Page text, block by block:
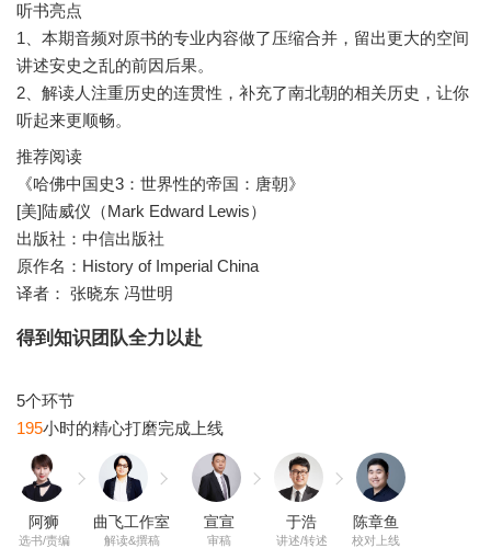
听书亮点
1、本期音频对原书的专业内容做了压缩合并，留出更大的空间
讲述安史之乱的前因后果。
2、解读人注重历史的连贯性，补充了南北朝的相关历史，让你
听起来更顺畅。
推荐阅读
《哈佛中国史3：世界性的帝国：唐朝》
[美]陆威仪（Mark Edward Lewis）
出版社：中信出版社
原作名：History of Imperial China
译者： 张晓东 冯世明
得到知识团队全力以赴
195
阿狮
选书/责编
曲飞工作室
解读&撰稿
宣宣
审稿
于浩
讲述/转述
陈章鱼
校对上线